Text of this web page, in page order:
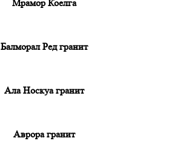
Мрамор Коелга
Балморал Ред гранит
Ала Носкуа гранит
Аврора гранит